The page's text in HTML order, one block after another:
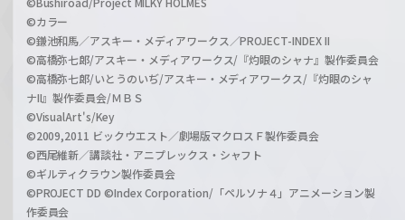
©カラー
©鎌池和馬／アスキー・メディアワークス／PROJECT-INDEX II
©高橋弥七郎/アスキー・メディアワークス/『灼眼のシャナ』製作委員会
©高橋弥七郎/いとうのいぢ/アスキー・メディアワークス/『灼眼のシャ
ナII』製作委員会/ＭＢＳ
©VisualArt's/Key
©2009,2011 ビックウエスト／劇場版マクロスＦ製作委員会
©西尾維新／講談社・アニプレックス・シャフト
©ギルティクラウン製作委員会
©PROJECT DD ©Index Corporation/「ペルソナ４」アニメーション製
作委員会